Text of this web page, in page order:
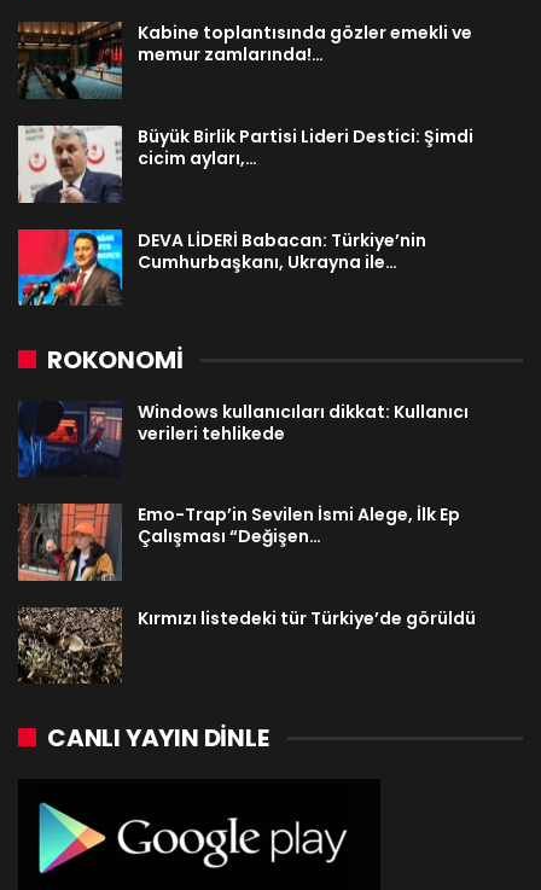
Kabine toplantısında gözler emekli ve
memur zamlarında!…
Büyük Birlik Partisi Lideri Destici: Şimdi
cicim ayları,…
DEVA LİDERİ Babacan: Türkiye’nin
Cumhurbaşkanı, Ukrayna ile…
ROKONOMİ
Windows kullanıcıları dikkat: Kullanıcı
verileri tehlikede
Emo-Trap’in Sevilen İsmi Alege, İlk Ep
Çalışması “Değişen…
Kırmızı listedeki tür Türkiye’de görüldü
CANLI YAYIN DINLE